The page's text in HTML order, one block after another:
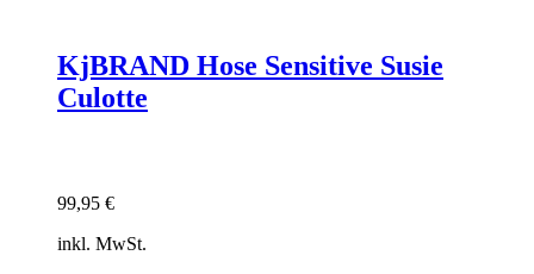
KjBRAND Hose Sensitive Susie
Culotte
99,95 €
inkl. MwSt.